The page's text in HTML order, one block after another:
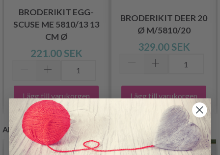
BRODERIKIT EGG-
SCUSE ME 5810/13 13
CM Ø
221.00 SEK
Lägg till varukorgen
BRODERIKIT DEER 20
Ø M/5810/20
329.00 SEK
Lägg till varukorgen
ANDRA KUNDER KÖPTE